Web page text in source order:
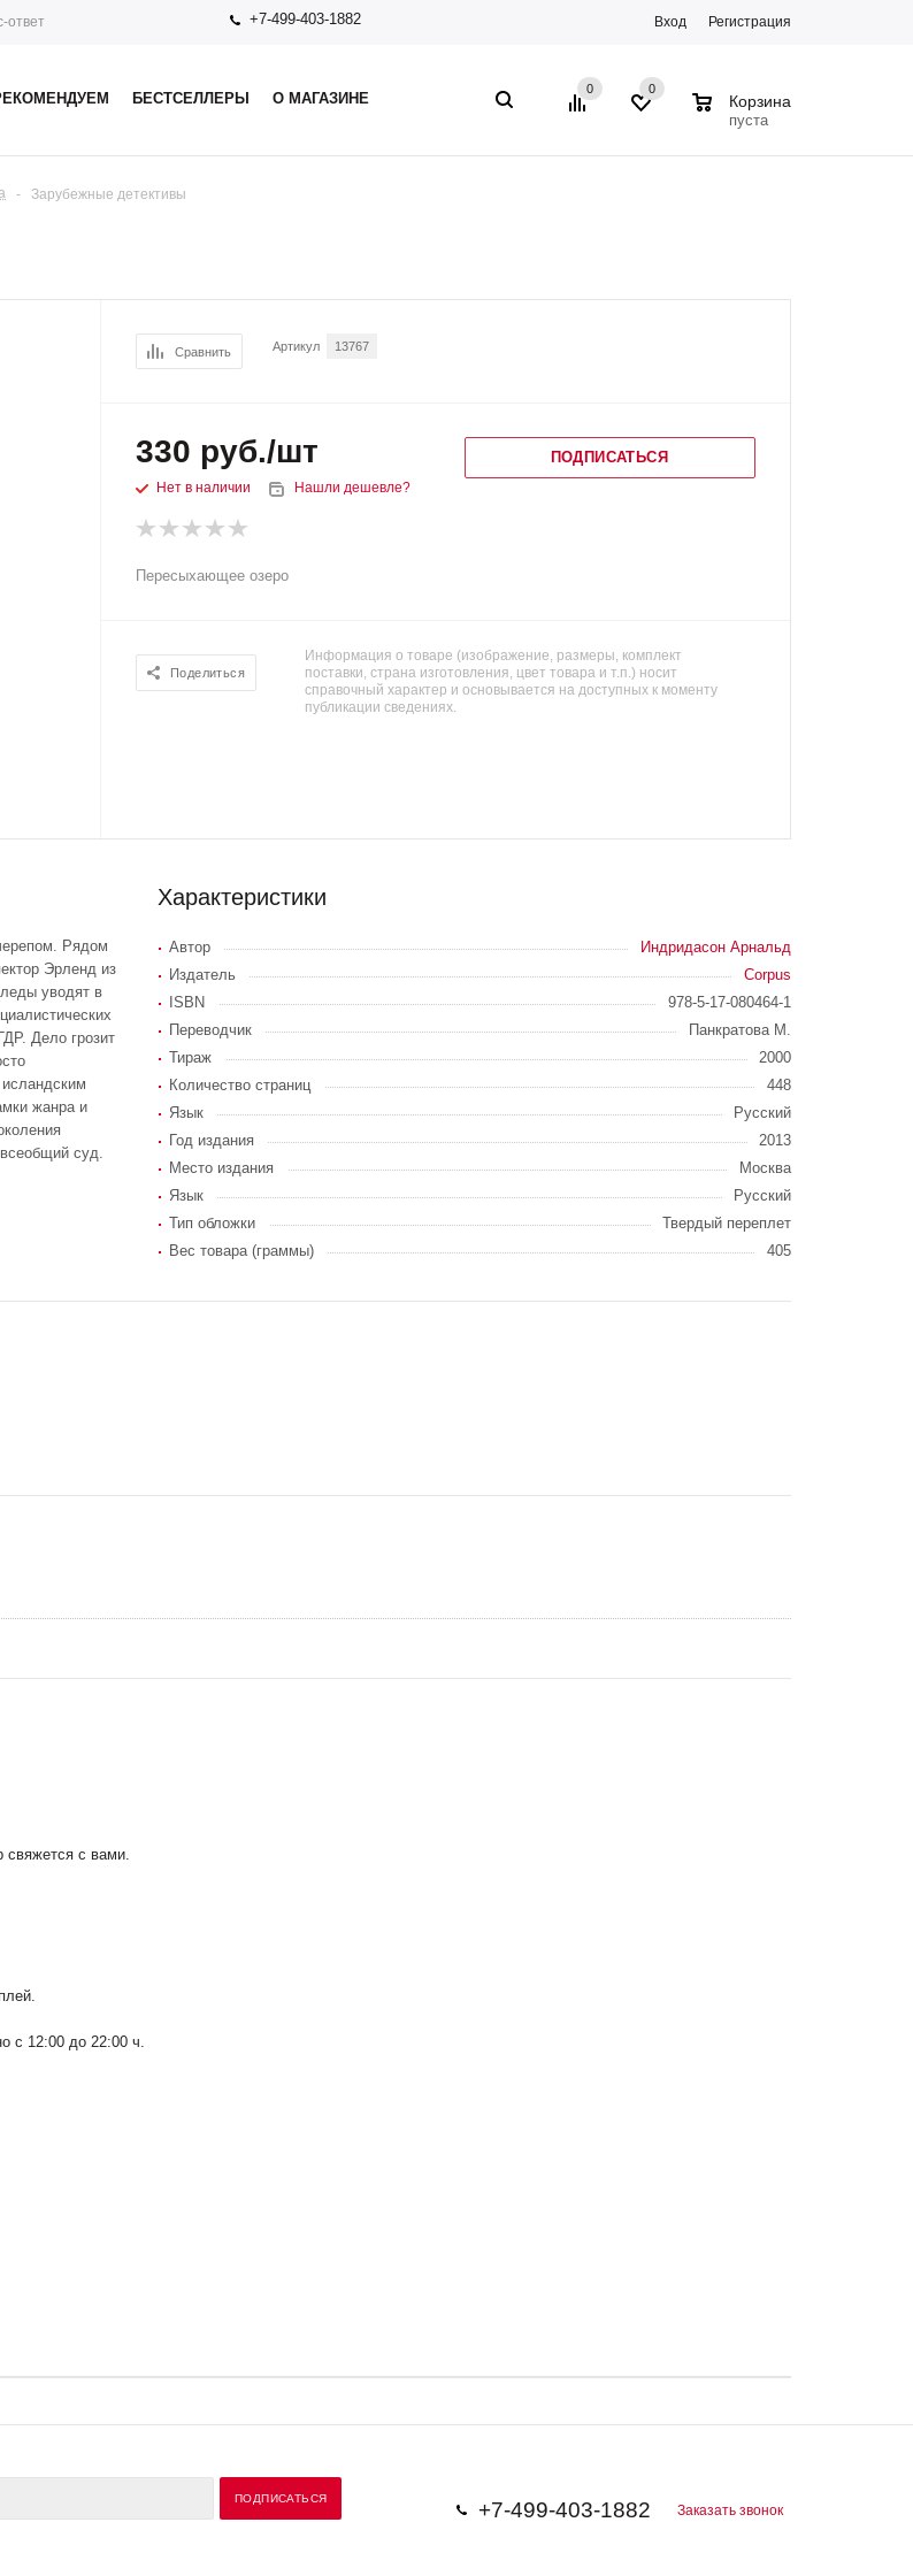
ответ +7-499-403-1882 Вход Регистрация
БЕСТСЕЛЛЕРЫ О МАГАЗИНЕ
0 0
Корзина
пуста
- Зарубежные детективы
Сравнить Артикул 13767
330 руб./шт
Нет в наличии Нашли дешевле?
ПОДПИСАТЬСЯ
Пересыхающее озеро
Поделиться
Информация о товаре (изображение, размеры, комплект
поставки, страна изготовления, цвет товара и т.п.) носит
справочный характер и основывается на доступных к моменту
публикации сведениях.
Рядом
Эрленд из
уводят в
Дело грозит
жанра и
суд.
Характеристики
Автор
Индридасон Арнальд
Издатель
Corpus
ISBN
978-5-17-080464-1
Переводчик
Панкратова М.
Тираж
2000
Количество страниц
448
Язык
Русский
Год издания
2013
Место издания
Москва
Язык
Русский
Тип обложки
Твердый переплет
Вес товара (граммы)
405
свяжется с вами.
с 12:00 до 22:00 ч.
+7-499-403-1882 Заказать звонок